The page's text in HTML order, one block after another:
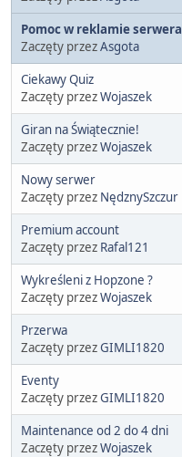
Pomoc w reklamie serwera
Zaczęty przezAsgota
Ciekawy Quiz
Zaczęty przezWojaszek
Giran na Świątecznie!
Zaczęty przezWojaszek
Nowy serwer
Zaczęty przez NędznySzczur
Premium account
Zaczęty przez Rafal121
Wykreśleni z Hopzone ?
Zaczęty przezWojaszek
Przerwa
Zaczęty przezGIMLI1820
Eventy
Zaczęty przezGIMLI1820
Maintenance od 2 do 4 dni
Zaczęty przezWojaszek